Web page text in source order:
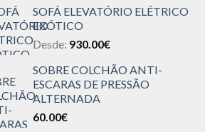
SOFÁ ELEVATÓRIO ELÉTRICO
EXÓTICO
Desde: 930.00€
SOBRE COLCHÃO ANTI-
ESCARAS DE PRESSÃO
ALTERNADA
60.00€